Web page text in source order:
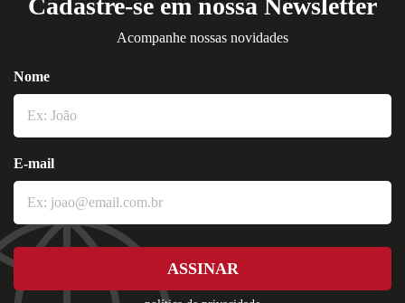
Cadastre-se em nossa Newsletter
Acompanhe nossas novidades
Nome
E-mail
ASSINAR